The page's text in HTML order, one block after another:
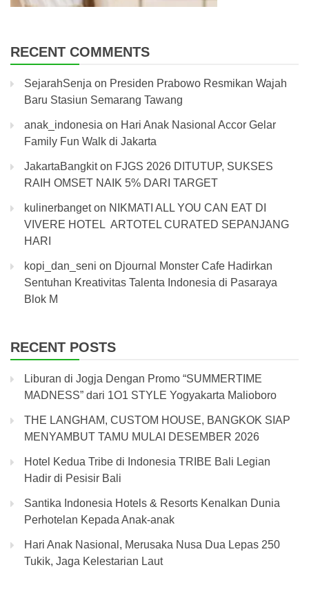
RECENT COMMENTS
SejarahSenja on Presiden Prabowo Resmikan Wajah
Baru Stasiun Semarang Tawang
anak_indonesia on Hari Anak Nasional Accor Gelar
Family Fun Walk di Jakarta
JakartaBangkiton FJGS 2026 DITUTUP, SUKSES
RAIH OMSET NAIK 5% DARI TARGET
kulinerbangeton NIKMATI ALL YOU CAN EAT DI
VIVERE HOTEL ARTOTEL CURATED SEPANJANG
HARI
kopi_dan_seni on Djournal Monster Cafe Hadirkan
Sentuhan Kreativitas Talenta Indonesia di Pasaraya
Blok M
RECENT POSTS
Liburan di Jogja Dengan Promo “SUMMERTIME
MADNESS” dari 1O1 STYLE Yogyakarta Malioboro
THE LANGHAM, CUSTOM HOUSE, BANGKOK SIAP
MENYAMBUT TAMU MULAI DESEMBER 2026
Hotel Kedua Tribe di Indonesia TRIBE Bali Legian
Hadir di Pesisir Bali
Santika Indonesia Hotels & Resorts Kenalkan Dunia
Perhotelan Kepada Anak-anak
Hari Anak Nasional, Merusaka Nusa Dua Lepas 250
Tukik, Jaga Kelestarian Laut